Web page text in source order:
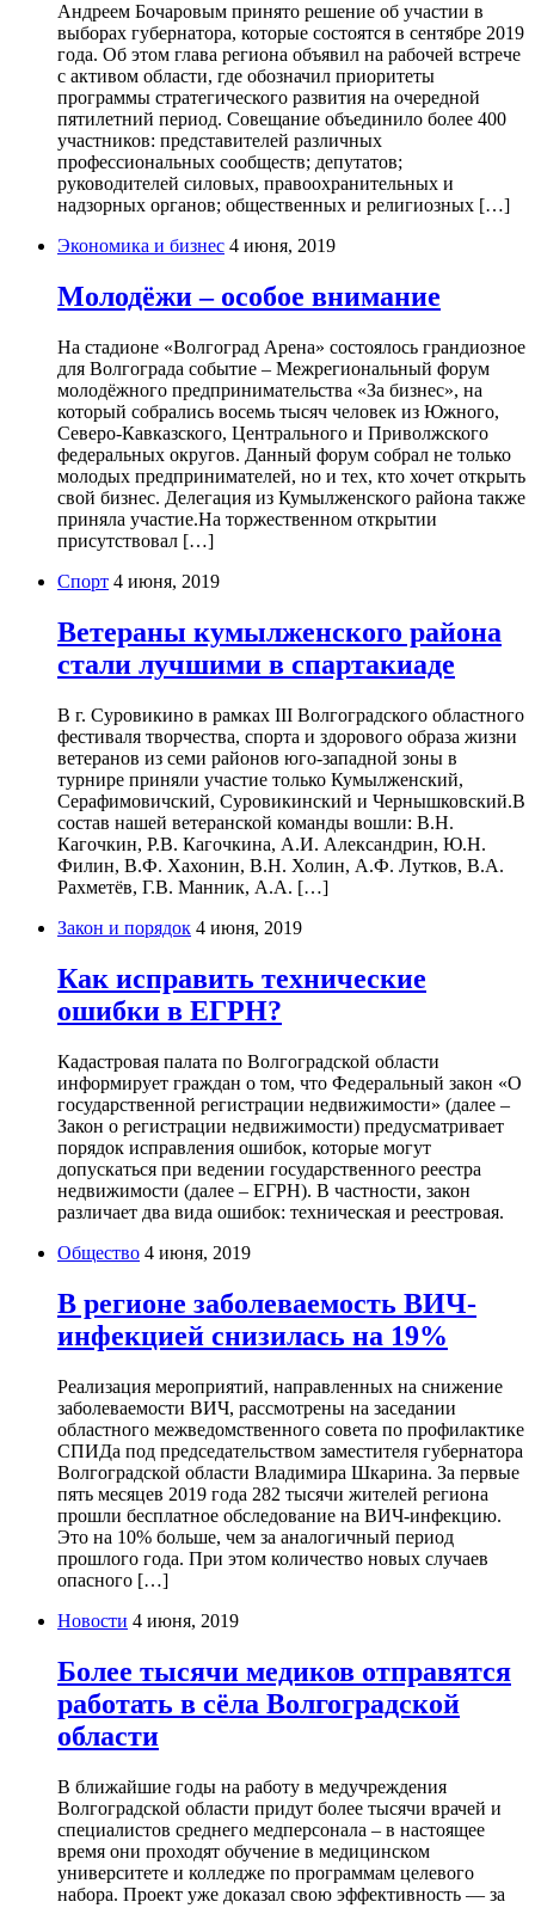
Андреем Бочаровым принято решение об участии в
выборах губернатора, которые состоятся в сентябре 2019
года. Об этом глава региона объявил на рабочей встрече
с активом области, где обозначил приоритеты
программы стратегического развития на очередной
пятилетний период. Совещание объединило более 400
участников: представителей различных
профессиональных сообществ; депутатов;
руководителей силовых, правоохранительных и
надзорных органов; общественных и религиозных […]
Экономика и бизнес 4 июня, 2019
Молодёжи – особое внимание
На стадионе «Волгоград Арена» состоялось грандиозное
для Волгограда событие – Межрегиональный форум
молодёжного предпринимательства «За бизнес», на
который собрались восемь тысяч человек из Южного,
Северо-Кавказского, Центрального и Приволжского
федеральных округов. Данный форум собрал не только
молодых предпринимателей, но и тех, кто хочет открыть
свой бизнес. Делегация из Кумылженского района также
приняла участие.На торжественном открытии
присутствовал […]
Спорт 4 июня, 2019
Ветераны кумылженского района
стали лучшими в спартакиаде
В г. Суровикино в рамках III Волгоградского областного
фестиваля творчества, спорта и здорового образа жизни
ветеранов из семи районов юго-западной зоны в
турнире приняли участие только Кумылженский,
Серафимовичский, Суровикинский и Чернышковский.В
состав нашей ветеранской команды вошли: В.Н.
Кагочкин, Р.В. Кагочкина, А.И. Александрин, Ю.Н.
Филин, В.Ф. Хахонин, В.Н. Холин, А.Ф. Лутков, В.А.
Рахметёв, Г.В. Манник, А.А. […]
Закон и порядок 4 июня, 2019
Как исправить технические
ошибки в ЕГРН?
Кадастровая палата по Волгоградской области
информирует граждан о том, что Федеральный закон «О
государственной регистрации недвижимости» (далее –
Закон о регистрации недвижимости) предусматривает
порядок исправления ошибок, которые могут
допускаться при ведении государственного реестра
недвижимости (далее – ЕГРН). В частности, закон
различает два вида ошибок: техническая и реестровая.
Общество 4 июня, 2019
В регионе заболеваемость ВИЧ-
инфекцией снизилась на 19%
Реализация мероприятий, направленных на снижение
заболеваемости ВИЧ, рассмотрены на заседании
областного межведомственного совета по профилактике
СПИДа под председательством заместителя губернатора
Волгоградской области Владимира Шкарина. За первые
пять месяцев 2019 года 282 тысячи жителей региона
прошли бесплатное обследование на ВИЧ-инфекцию.
Это на 10% больше, чем за аналогичный период
прошлого года. При этом количество новых случаев
опасного […]
Новости 4 июня, 2019
Более тысячи медиков отправятся
работать в сёла Волгоградской
области
В ближайшие годы на работу в медучреждения
Волгоградской области придут более тысячи врачей и
специалистов среднего медперсонала – в настоящее
время они проходят обучение в медицинском
университете и колледже по программам целевого
набора. Проект уже доказал свою эффективность — за